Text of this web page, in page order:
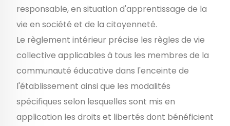
responsable, en situation d'apprentissage de la
vie en société et de la citoyenneté.
Le règlement intérieur précise les règles de vie
collective applicables à tous les membres de la
communauté éducative dans l'enceinte de
l'établissement ainsi que les modalités
spécifiques selon lesquelles sont mis en
application les droits et libertés dont bénéficient